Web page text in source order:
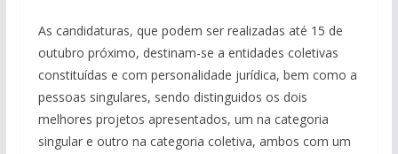
As candidaturas, que podem ser realizadas até 15 de
outubro próximo, destinam-se a entidades coletivas
constituídas e com personalidade jurídica, bem como a
pessoas singulares, sendo distinguidos os dois
melhores projetos apresentados, um na categoria
singular e outro na categoria coletiva, ambos com um